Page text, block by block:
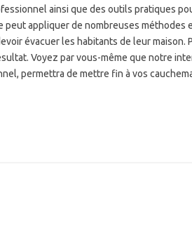
ainsi que des outils pratiques
peut appliquer de nombreuses méthodes
évacuer les habitants de leur maison.
Voyez par vous-même que notre
permettra de mettre fin à vos